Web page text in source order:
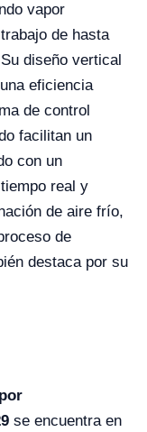
vapor
de hasta
diseño vertical
eficiencia
de control
facilitan un
con un
real y
de aire frío,
de
destaca por su
se encuentra en